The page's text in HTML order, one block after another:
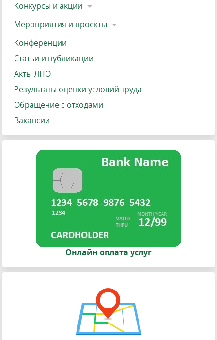
Конкурсы и акции
Мероприятия и проекты
Конференции
Статьи и публикации
Акты ЛПО
Результаты оценки условий труда
Обращение с отходами
Вакансии
Онлайн оплата услуг